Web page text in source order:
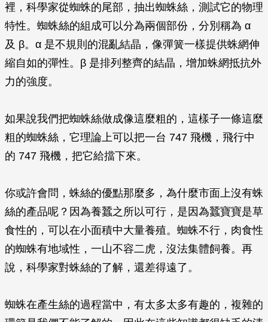
裡，科學家從蜘蛛的尾部，抽出蜘蛛絲，測試它的物理
特性。蜘蛛絲的組成可以分為兩個部份，分別稱為 α
及 β。α 是不規則的混亂結晶，像彈簧一樣提供蛛網伸
縮自如的彈性。β 是排列整齊的結晶，增加蛛網抵抗外
力的強度。
如果說我們把蜘蛛絲做成像這麼粗的，這樣子一條這麼
粗的蜘蛛絲，它理論上可以把一台 747 飛機，飛行中
的 747 飛機，把它給擋下來。
你或許會問，蛛絲的優點那麼多，為什麼市面上沒有蛛
絲的產品呢？因為養蠶之所以可行，是因為蠶寶寶是草
食性的，可以在小面積中大量養殖。蜘蛛不行，肉食性
的蜘蛛有地域性，一山不容二虎，沒法集體飼養。再
說，科學家對蛛絲的了解，還差得遠了。
蜘蛛在產生絲的過程當中，有太多太多有趣的，複雜的